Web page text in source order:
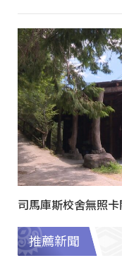
司馬庫斯校舍無照
推薦新聞